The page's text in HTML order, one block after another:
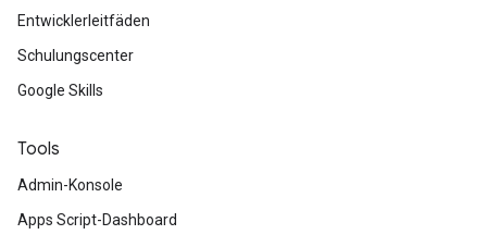
Entwicklerleitfäden
Schulungscenter
Google Skills
Tools
Admin-Konsole
Apps Script-Dashboard